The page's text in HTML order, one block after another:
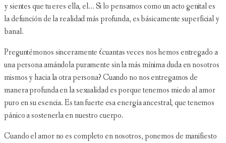
y sientes que tu eres ella, el... Si lo pensamos como un acto genital es
la defunción de la realidad más profunda, es básicamente superficial y
banal.
Preguntémonos sinceramente ¿cuantas veces nos hemos entregado a
una persona amándola puramente sin la más mínima duda en nosotros
mismos y hacia la otra persona? Cuando no nos entregamos de
manera profunda en la sexualidad es porque tenemos miedo al amor
puro en su esencia. Es tan fuerte esa energía ancestral, que tenemos
pánico a sostenerla en nuestro cuerpo.
Cuando el amor no es completo en nosotros, ponemos de manifiesto